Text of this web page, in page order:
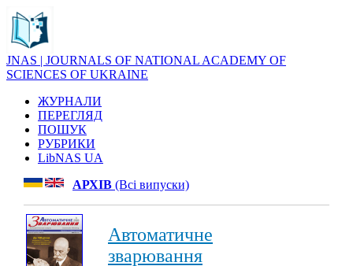
JNAS | JOURNALS OF NATIONAL ACADEMY OF
SCIENCES OF UKRAINE
ЖУРНАЛИ
ПЕРЕГЛЯД
ПОШУК
РУБРИКИ
LibNAS UA
АРХІВ (Всі випуски)
Автоматичне
зварювання